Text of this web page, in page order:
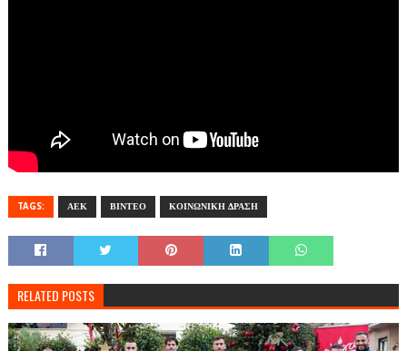
TAGS: ΑΕΚ ΒΙΝΤΕΟ ΚΟΙΝΩΝΙΚΗ ΔΡΑΣΗ
RELATED POSTS